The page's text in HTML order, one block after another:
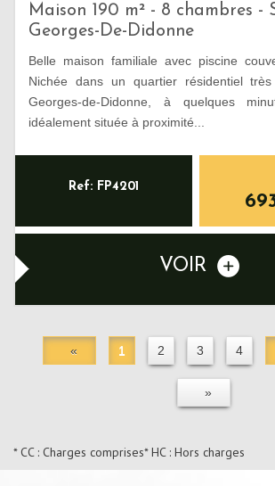
Maison 190 m² - 8 chambres -
Georges-De-Didonne
Belle maison familiale avec piscine
Nichée dans un quartier résidentiel
Georges-de-Didonne, à quelques
idéalement située à proximité...
Ref: FP4201
VOIR
« 1 2 3 4
»
* CC : Charges comprises* HC : Hors charges